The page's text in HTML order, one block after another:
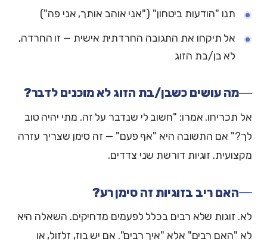
תנו "הודעות ביטחון" ("אני אוהב אותך, אני פה")
אל תיקחו את התגובה החרדתית אישית — זו החרדה,
לא בן/בת הזוג
מה עושים כשבן/בת הזוג לא מוכנים לדבר?
אל תכריחו. אמרו: "חשוב לי שנדבר על זה. מתי יהיה טוב
לך?" אם התשובה היא "אף פעם" — זה סימן שצריך עזרה
מקצועית. זוגיות דורשת שני צדדים.
האם ריב בזוגיות זה סימן רע?
לא. זוגות שלא רבים בכלל לפעמים מדחיקים. השאלה היא
לא "האם רבים" אלא "איך רבים". אם יש בוז, זלזול, או